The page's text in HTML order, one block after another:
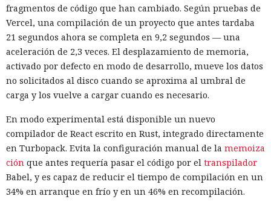
fragmentos de código que han cambiado. Según pruebas de
Vercel, una compilación de un proyecto que antes tardaba
21 segundos ahora se completa en 9,2 segundos — una
aceleración de 2,3 veces. El desplazamiento de memoria,
activado por defecto en modo de desarrollo, mueve los datos
no solicitados al disco cuando se aproxima al umbral de
carga y los vuelve a cargar cuando es necesario.
En modo experimental está disponible un nuevo
compilador de React escrito en Rust, integrado directamente
en Turbopack. Evita la configuración manual de la memoiza
ción que antes requería pasar el código por el transpilador
Babel, y es capaz de reducir el tiempo de compilación en un
34% en arranque en frío y en un 46% en recompilación.